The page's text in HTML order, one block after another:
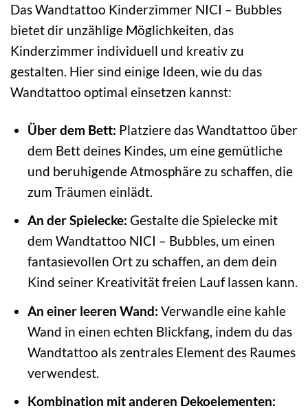
Das Wandtattoo Kinderzimmer NICI – Bubbles
bietet dir unzählige Möglichkeiten, das
Kinderzimmer individuell und kreativ zu
gestalten. Hier sind einige Ideen, wie du das
Wandtattoo optimal einsetzen kannst:
Über dem Bett: Platziere das Wandtattoo über
dem Bett deines Kindes, um eine gemütliche
und beruhigende Atmosphäre zu schaffen, die
zum Träumen einlädt.
An der Spielecke: Gestalte die Spielecke mit
dem Wandtattoo NICI – Bubbles, um einen
fantasievollen Ort zu schaffen, an dem dein
Kind seiner Kreativität freien Lauf lassen kann.
An einer leeren Wand: Verwandle eine kahle
Wand in einen echten Blickfang, indem du das
Wandtattoo als zentrales Element des Raumes
verwendest.
Kombination mit anderen Dekoelementen: